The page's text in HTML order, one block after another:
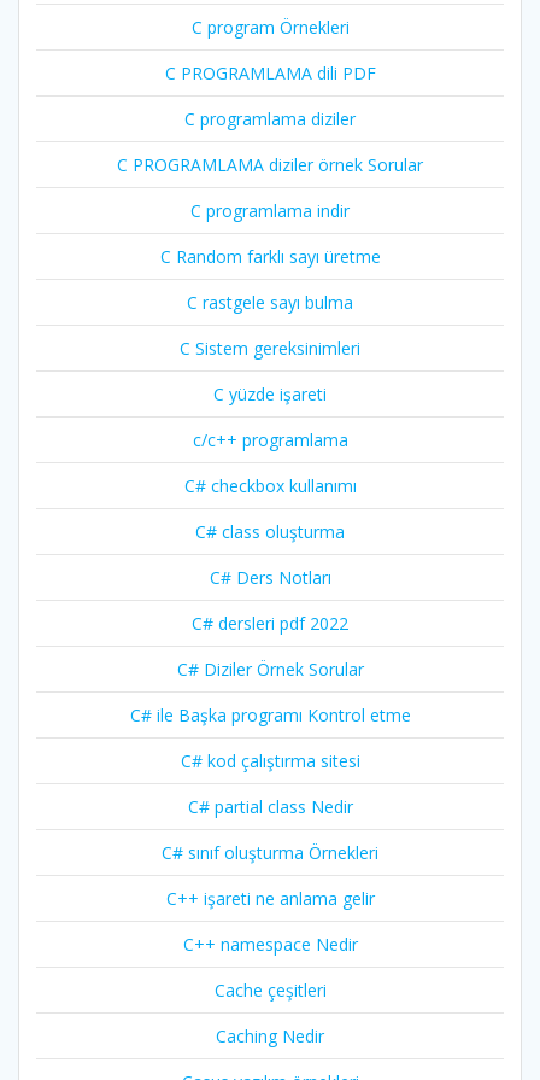
C program Örnekleri
C PROGRAMLAMA dili PDF
C programlama diziler
C PROGRAMLAMA diziler örnek Sorular
C programlama indir
C Random farklı sayı üretme
C rastgele sayı bulma
C Sistem gereksinimleri
C yüzde işareti
c/c++ programlama
C# checkbox kullanımı
C# class oluşturma
C# Ders Notları
C# dersleri pdf 2022
C# Diziler Örnek Sorular
C# ile Başka programı Kontrol etme
C# kod çalıştırma sitesi
C# partial class Nedir
C# sınıf oluşturma Örnekleri
C++ işareti ne anlama gelir
C++ namespace Nedir
Cache çeşitleri
Caching Nedir